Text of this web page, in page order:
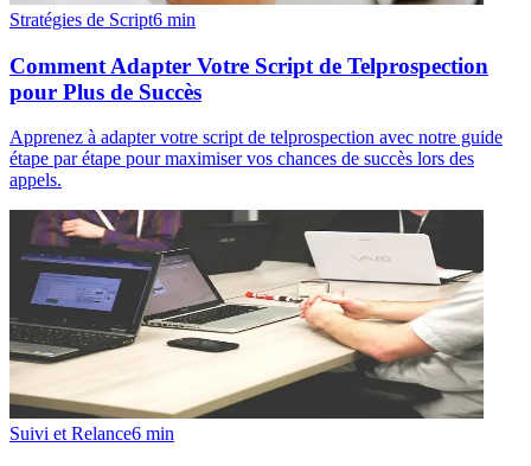
Stratégies de Script6 min
Comment Adapter Votre Script de Telprospection
pour Plus de Succès
Apprenez à adapter votre script de telprospection avec notre guide
étape par étape pour maximiser vos chances de succès lors des
appels.
Suivi et Relance6 min